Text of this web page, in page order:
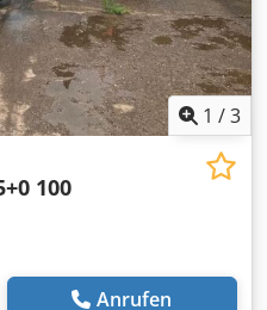
1 /3
100
Anrufen